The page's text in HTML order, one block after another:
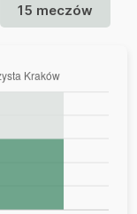
15 meczów